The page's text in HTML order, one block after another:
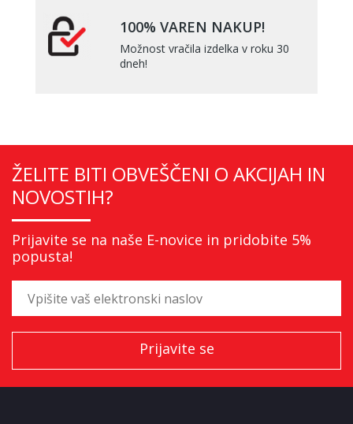
100% VAREN NAKUP!
Možnost vračila izdelka v roku 30
dneh!
ŽELITE BITI OBVEŠČENI O AKCIJAH IN
NOVOSTIH?
Prijavite se na naše E-novice in pridobite 5%
popusta!